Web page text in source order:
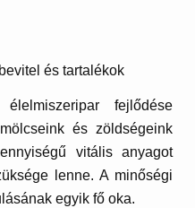
és tartalékok
fejlődése
és zöldségeink
vitális anyagot
lenne. A minőségi
egyik fő oka.